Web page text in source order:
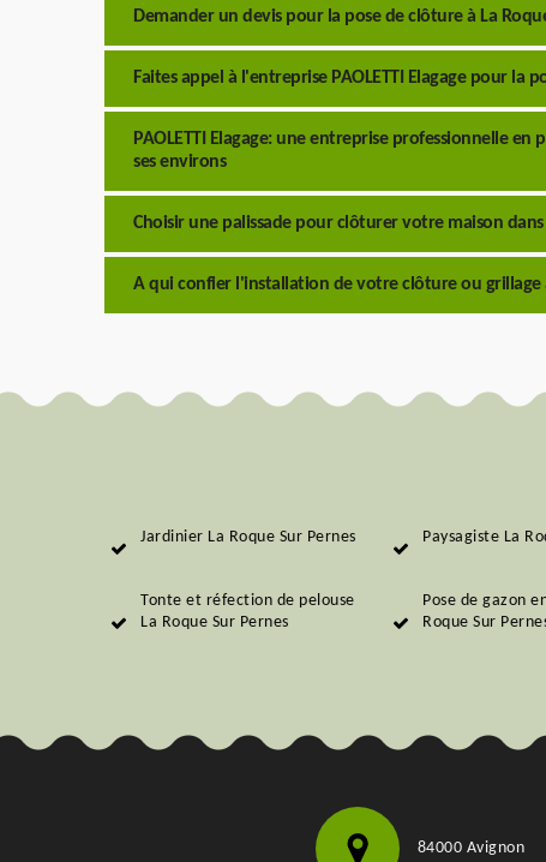
Demander un devis pour la pose de clôture à La
Faites appel à l'entreprise PAOLETTI Elagage pour la
PAOLETTI Elagage: une entreprise professionnelle
ses environs
Choisir une palissade pour clôturer votre maison dans
A qui confier l'installation de votre clôture ou grillage
Jardinier La Roque Sur Pernes Paysagiste La
Tonte et réfection de pelouse
La Roque Sur Pernes
Pose de gazon
Roque Sur
84000 Avignon